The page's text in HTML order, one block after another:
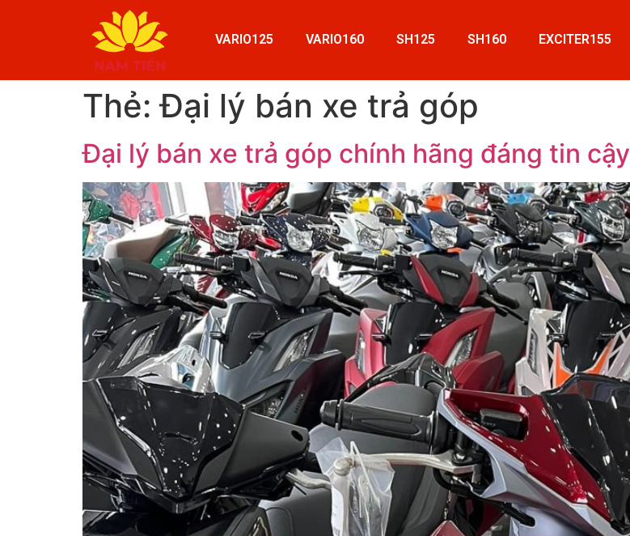
VARIO125 VARIO160 SH125 SH160 EXCITER155
Thẻ:Đại lý bán xe trả góp
Đại lý bán xe trả góp chính hãng đáng tin cậy